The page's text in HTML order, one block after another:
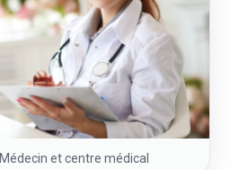
Médecin et centre médical